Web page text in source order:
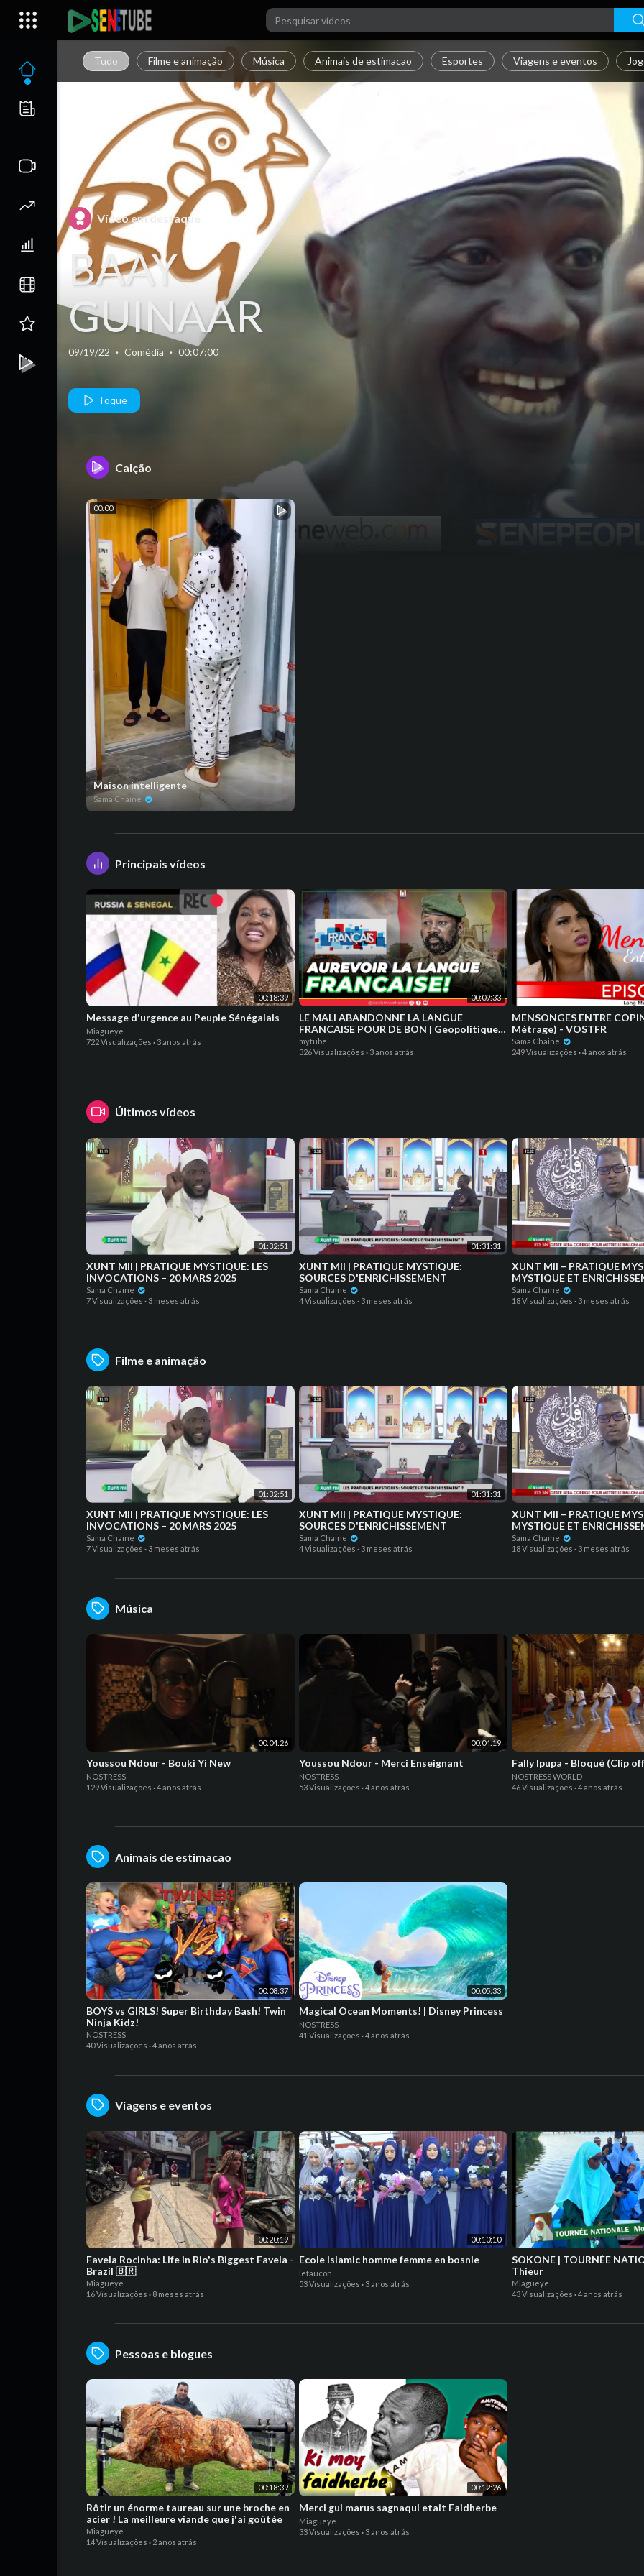
Tudo Filme e animação Música Animais de estimacao Esportes Viagens e eventos
Vídeo em destaque
BAAY
GUINAAR
Episode 10
09/19/22 · Comédia · 00:07:00
Toque
Calção
00:00
Maison intelligente
Sama Chaine
Principais vídeos
00:18:39
Message d'urgence au Peuple Sénégalais
Miagueye
722 Visualizações · 3 anos atrás
00:09:33
LE MALI ABANDONNE LA LANGUE
FRANCAISE POUR DE BON | Geopolitique |
Episode #824
mytube
326 Visualizações · 3 anos atrás
MENSONGES ENTRE COPINES (
Métrage) - VOSTFR
Sama Chaine
249 Visualizações ·4 anos atrás
Últimos vídeos
01:32:51
XUNT MII | PRATIQUE MYSTIQUE: LES
INVOCATIONS – 20 MARS 2025
Sama Chaine
7 Visualizações · 3 meses atrás
01:31:31
XUNT MII | PRATIQUE MYSTIQUE:
SOURCES D'ENRICHISSEMENT
Sama Chaine
4 Visualizações · 3 meses atrás
XUNT MII – PRATIQUE
MYSTIQUE ET
Sama Chaine
18 Visualizações · 3 meses atrás
Filme e animação
01:32:51
XUNT MII | PRATIQUE MYSTIQUE: LES
INVOCATIONS – 20 MARS 2025
Sama Chaine
7 Visualizações · 3 meses atrás
01:31:31
XUNT MII | PRATIQUE MYSTIQUE:
SOURCES D'ENRICHISSEMENT
Sama Chaine
4 Visualizações · 3 meses atrás
XUNT MII – PRATIQUE
MYSTIQUE ET
Sama Chaine
18 Visualizações · 3 meses atrás
Música
00:04:26
Youssou Ndour - Bouki Yi New
NOSTRESS
129 Visualizações ·4 anos atrás
00:04:19
Youssou Ndour - Merci Enseignant
NOSTRESS
53 Visualizações ·4 anos atrás
Fally Ipupa - Bloqué (Clip
NOSTRESS WORLD
46 Visualizações ·4 anos atrás
Animais de estimacao
00:08:37
BOYS vs GIRLS! Super Birthday Bash! Twin
Ninja Kidz!
NOSTRESS
40 Visualizações ·4 anos atrás
00:05:33
Magical Ocean Moments! | Disney Princess
NOSTRESS
41 Visualizações ·4 anos atrás
Viagens e eventos
00:20:19
Favela Rocinha: Life in Rio's Biggest Favela -
Brazil 🇧🇷
Miagueye
16 Visualizações · 8 meses atrás
00:10:10
Ecole Islamic homme femme en bosnie
lefaucon
53 Visualizações · 3 anos atrás
SOKONE | TOURNÉE
Thieur
Miagueye
43 Visualizações ·4 anos atrás
Pessoas e blogues
00:18:39
Rôtir un énorme taureau sur une broche en
acier ! La meilleure viande que j'ai goûtée
Miagueye
14 Visualizações · 2 anos atrás
00:12:26
Merci gui marus sagnaqui etait Faidherbe
Miagueye
33 Visualizações · 3 anos atrás